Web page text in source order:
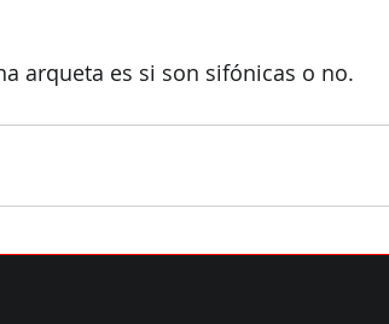
arqueta es si son sifónicas o no.